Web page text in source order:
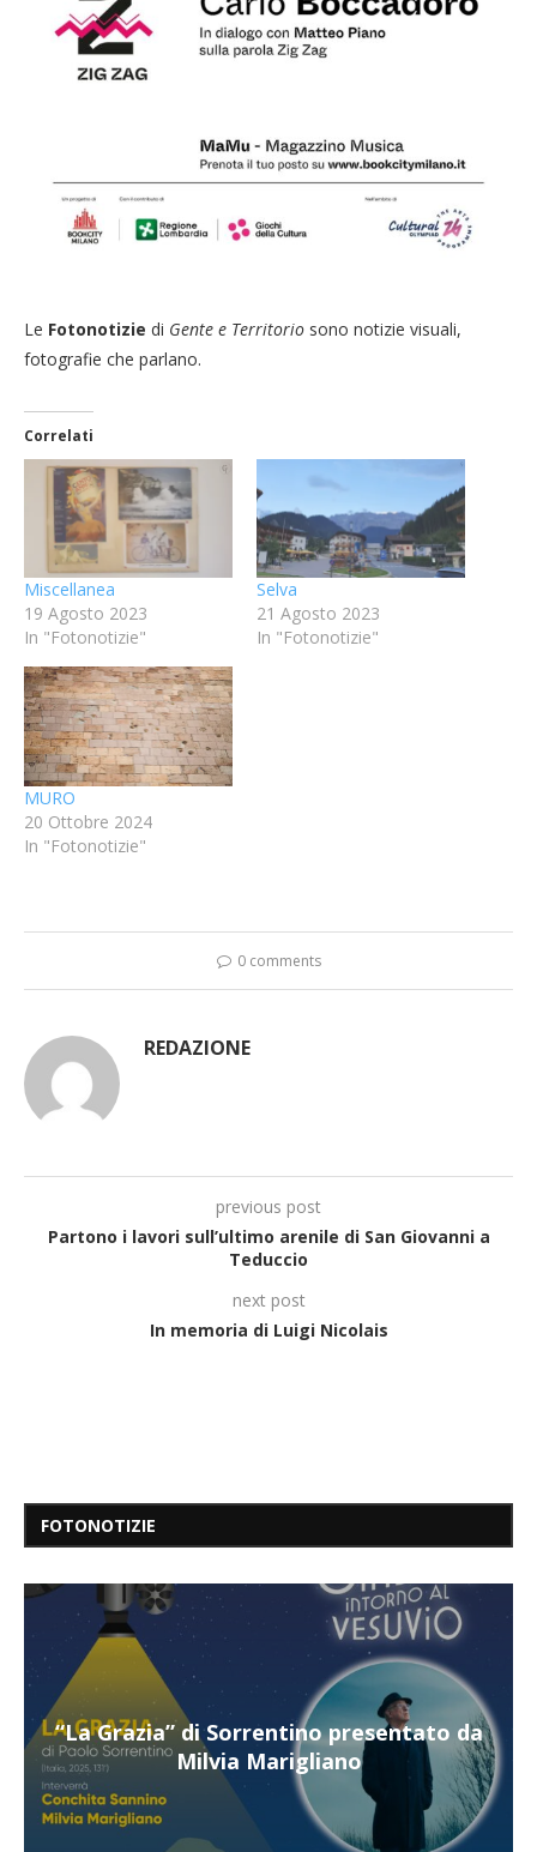
Le Fotonotizie di Gente e Territorio sono notizie visuali,
fotografie che parlano.
Correlati
Miscellanea
19 Agosto 2023
In "Fotonotizie"
Selva
21 Agosto 2023
In "Fotonotizie"
MURO
20 Ottobre 2024
In "Fotonotizie"
0 comments
REDAZIONE
previous post
Partono i lavori sull’ultimo arenile di San Giovanni a
Teduccio
next post
In memoria di Luigi Nicolais
FOTONOTIZIE
da
“Il respiro del mare”, personale di
Mangiatordi